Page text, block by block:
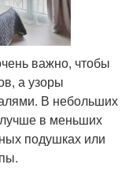
важно, чтобы
а узоры
В небольших
в меньших
подушках или